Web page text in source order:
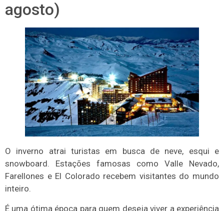
agosto)
O inverno atrai turistas em busca de neve, esqui e
snowboard. Estações famosas como Valle Nevado,
Farellones e El Colorado recebem visitantes do mundo
inteiro.
É uma ótima época para quem deseja viver a experiência